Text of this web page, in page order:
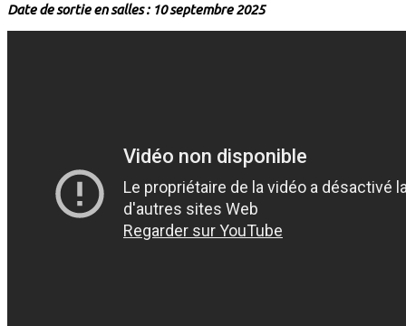
Date de sortie en salles : 10 septembre 2025